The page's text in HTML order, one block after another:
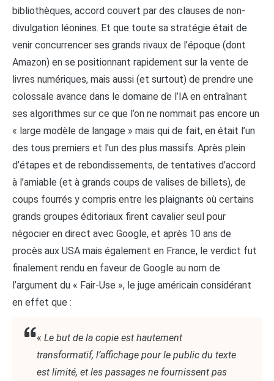
bibliothèques, accord couvert par des clauses de non-
divulgation léonines. Et que toute sa stratégie était de
venir concurrencer ses grands rivaux de l’époque (dont
Amazon) en se positionnant rapidement sur la vente de
livres numériques, mais aussi (et surtout) de prendre une
colossale avance dans le domaine de l’IA en entraînant
ses algorithmes sur ce que l’on ne nommait pas encore un
« large modèle de langage » mais qui de fait, en était l’un
des tous premiers et l’un des plus massifs. Après plein
d’étapes et de rebondissements, de tentatives d’accord
à l’amiable (et à grands coups de valises de billets), de
coups fourrés y compris entre les plaignants où certains
grands groupes éditoriaux firent cavalier seul pour
négocier en direct avec Google, et après 10 ans de
procès aux USA mais également en France, le verdict fut
finalement rendu en faveur de Google au nom de
l’argument du « Fair-Use », le juge américain considérant
en effet que :
« Le but de la copie est hautement
transformatif, l’affichage pour le public du texte
est limité, et les passages ne fournissent pas